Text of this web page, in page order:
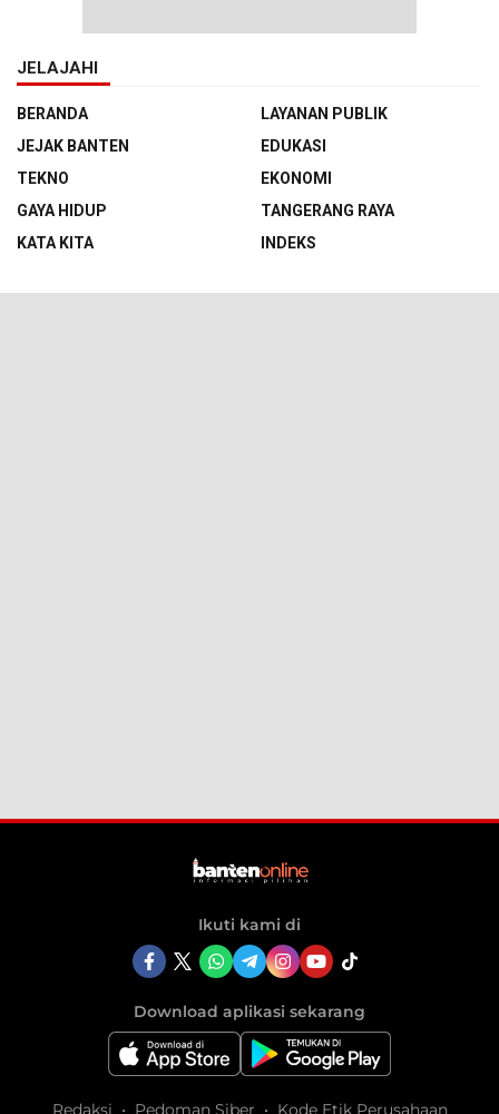
JELAJAHI
BERANDA
LAYANAN PUBLIK
JEJAK BANTEN
EDUKASI
TEKNO
EKONOMI
GAYA HIDUP
TANGERANG RAYA
KATA KITA
INDEKS
Ikuti kami di
Download aplikasi sekarang